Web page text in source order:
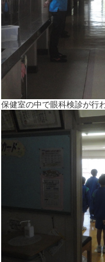
保健室の中で眼科検診が行